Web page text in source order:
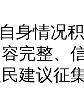
身情况
完整、
建议征